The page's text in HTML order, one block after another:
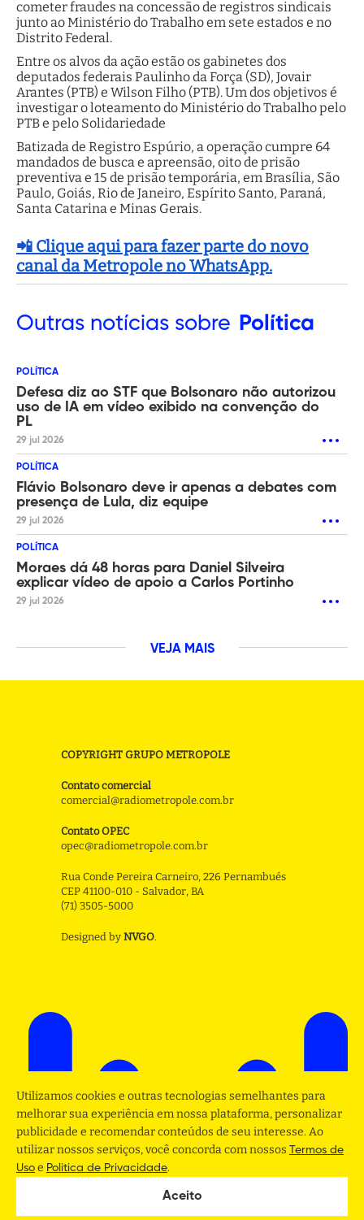
cometer fraudes na concessão de registros sindicais
junto ao Ministério do Trabalho em sete estados e no
Distrito Federal.
Entre os alvos da ação estão os gabinetes dos
deputados federais Paulinho da Força (SD), Jovair
Arantes (PTB) e Wilson Filho (PTB). Um dos objetivos é
investigar o loteamento do Ministério do Trabalho pelo
PTB e pelo Solidariedade
Batizada de Registro Espúrio, a operação cumpre 64
mandados de busca e apreensão, oito de prisão
preventiva e 15 de prisão temporária, em Brasília, São
Paulo, Goiás, Rio de Janeiro, Espírito Santo, Paraná,
Santa Catarina e Minas Gerais.
📲 Clique aqui para fazer parte do novo
canal da Metropole no WhatsApp.
Outras notícias sobre Política
POLÍTICA
Defesa diz ao STF que Bolsonaro não autorizou
uso de IA em vídeo exibido na convenção do
PL
29 jul 2026
POLÍTICA
Flávio Bolsonaro deve ir apenas a debates com
presença de Lula, diz equipe
29 jul 2026
POLÍTICA
Moraes dá 48 horas para Daniel Silveira
explicar vídeo de apoio a Carlos Portinho
29 jul 2026
VEJA MAIS
COPYRIGHT GRUPO METROPOLE
Contato comercial
comercial@radiometropole.com.br
Contato OPEC
opec@radiometropole.com.br
Rua Conde Pereira Carneiro, 226 Pernambués
CEP 41100-010 - Salvador, BA
(71) 3505-5000
Designed by NVGO.
Utilizamos cookies e outras tecnologias semelhantes para
melhorar sua experiência em nossa plataforma, personalizar
publicidade e recomendar conteúdos de seu interesse. Ao
utilizar nossos serviços, você concorda com nossos Termos de
Uso e Politica de Privacidade.
Aceito